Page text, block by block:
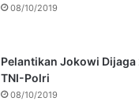
08/10/2019
Pelantikan Jokowi Dijaga
TNI-Polri
08/10/2019